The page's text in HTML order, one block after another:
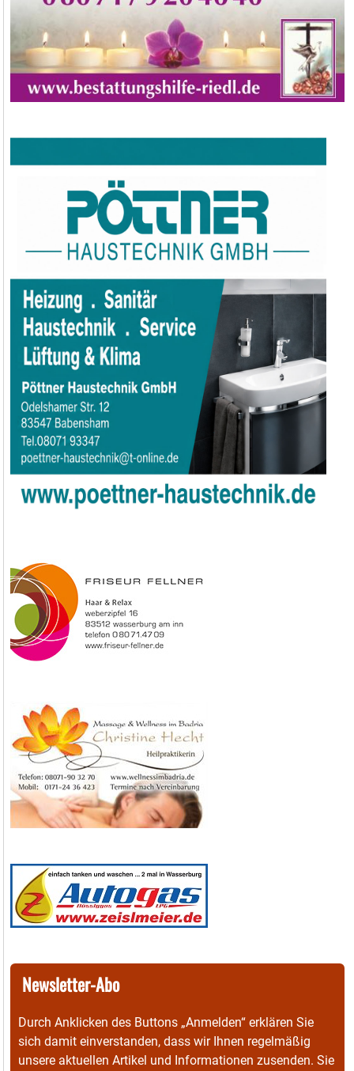
Newsletter-Abo
Durch Anklicken des Buttons „Anmelden“ erklären Sie
sich damit einverstanden, dass wir Ihnen regelmäßig
unsere aktuellen Artikel und Informationen zusenden. Sie